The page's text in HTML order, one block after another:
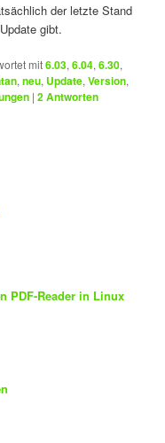
der letzte Stand
gibt.
mit6.03,6.04,6.30,
,neu, Update,Version,
|2Antworten
PDF-Reader in Linux